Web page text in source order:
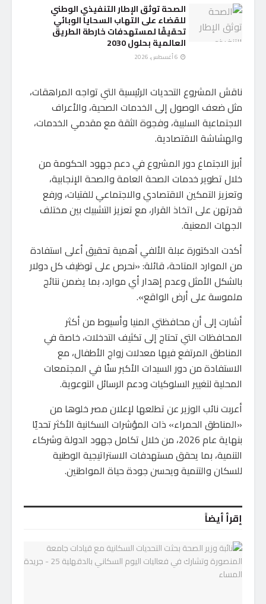
الصحة توثق الإطار التنفيذي الوطني
للقضاء على التهاب السحايا الوبائي
تحقيقًا لمستهدفات خارطة الطريق
العالمية بحلول 2030
ناقش المشروع التحديات الرئيسية التي تواجه المراهقات،
مثل ضعف الوصول إلى الخدمات الصحية، والأعراف
الاجتماعية السلبية، وفجوة الثقة مع مقدمي الخدمات،
والهشاشة الاقتصادية.
أبرز الاجتماع دور المشروع في دعم جهود الحكومة من
خلال تطوير خدمات الصحة العامة والصحة الإنجابية،
وتعزيز التمكين الاقتصادي والاجتماعي للفتيات، ورفع
قدرتهن على اتخاذ القرار، مع تعزيز التشبيك بين مختلف
الجهات المعنية.
أكدت الدكتورة عبلة الألفي أهمية تحقيق أعلى استفادة
من الموارد المتاحة، قائلة: «نحرص على توظيف كل دولار
بالشكل الأمثل وعدم إهدار أي موارد، بما يضمن نتائج
ملموسة على أرض الواقع».
أشارت إلى أن محافظتي المنيا وأسيوط من أكثر
المحافظات التي تحتاج إلى تكثيف التدخلات، خاصة في
المناطق المرتفع فيها معدلات زواج الأطفال، مع
الاستفادة من دور السيدات الأكبر سنًا في المجتمعات
المحلية لتغيير السلوكيات ودعم الرسائل التوعوية.
أعربت نائب الوزير عن تطلعها لإعلان مصر خلوها من
«المناطق الحمراء» ذات المؤشرات السكانية الأكثر تحديًا
بنهاية عام 2026، من خلال تكامل جهود الدولة وشركاء
التنمية، بما يحقق مستهدفات الاستراتيجية الوطنية
للسكان والتنمية ويحسن جودة حياة المواطنين.
إقرأ أيضاً